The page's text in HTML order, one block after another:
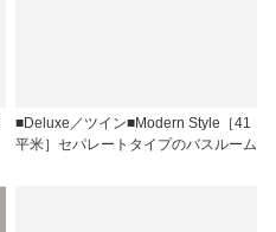
■Deluxe／ツイン■Modern Style［41
平米］セパレートタイプのバスルーム